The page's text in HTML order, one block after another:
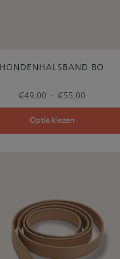
HONDENHALSBAND BO
€49,00 - €55,00
€49,00
Optie kiezen